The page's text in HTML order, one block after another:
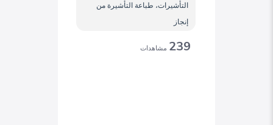
التأشيرات، طباعة التأشيرة من
إنجاز
239 مشاهدات